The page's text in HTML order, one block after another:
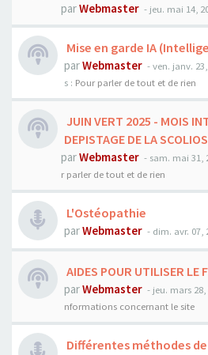
parWebmaster - jeu. mai 14,
Mise en garde IA
parWebmaster - ven. janv.
s : Pour parler de tout et de rien
JUIN VERT 2025 - MOIS
DEPISTAGE DE LA
parWebmaster - sam. mai 31,
r parler de tout et de rien
L'Ostéopathie
parWebmaster - dim. avr. 07,
AIDES POUR UTILISER LE
parWebmaster - jeu. mars 28,
nformations concernant le site
Différentes méthodes